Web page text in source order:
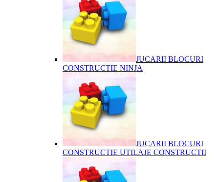
JUCARII BLOCURI
CONSTRUCTIE NINJA
JUCARII BLOCURI
CONSTRUCTIE UTILAJE CONSTRUCTII